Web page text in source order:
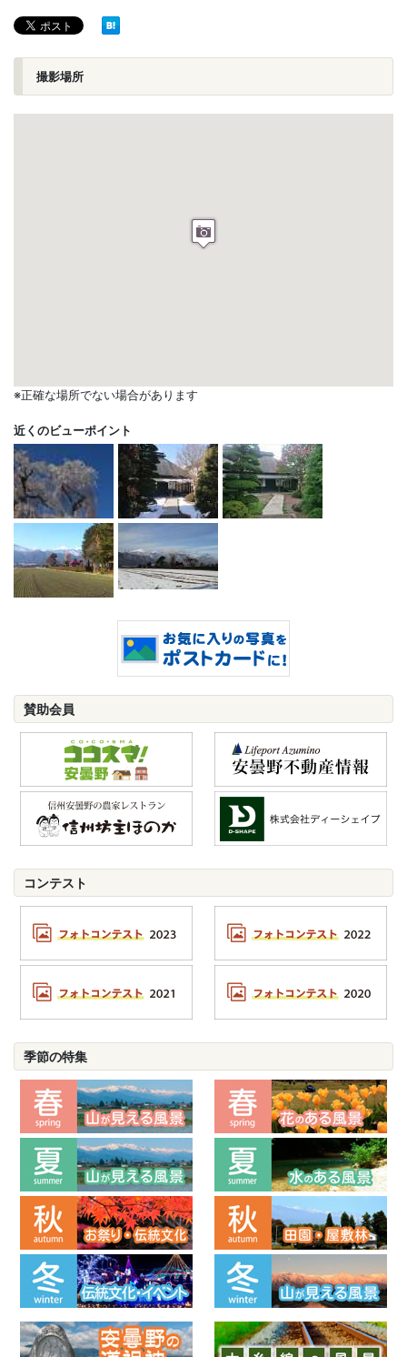
撮影場所
※正確な場所でない場合があります
近くのビューポイント
賛助会員
コンテスト
季節の特集